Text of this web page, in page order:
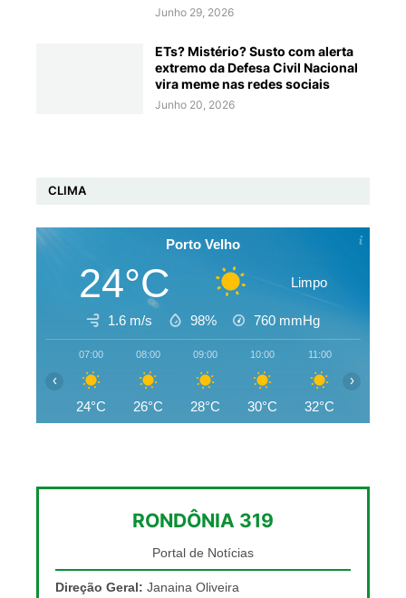
Junho 29, 2026
ETs? Mistério? Susto com alerta
extremo da Defesa Civil Nacional
vira meme nas redes sociais
Junho 20, 2026
CLIMA
Porto Velho
24°C Limpo
1.6 m/s 98% 760 mmHg
07:00
24°C
08:00
26°C
09:00
28°C
10:00
30°C
11:00
32°C
‹ ›
RONDÔNIA 319
Portal de Notícias
Direção Geral: Janaina Oliveira